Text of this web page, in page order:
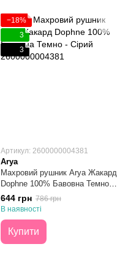
−18%
3
3
Артикул: 2600000004381
Arya
Махровий рушник Arya Жакард
Dophne 100% Бавовна Темно -
Сірий 50X90
644 грн 786 грн
В наявності
Купити